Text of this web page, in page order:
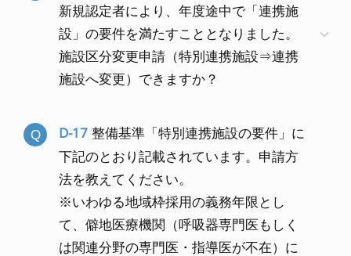
新規認定者により、年度途中で「連携施
設」の要件を満たすこととなりました。
施設区分変更申請（特別連携施設⇒連携
施設へ変更）できますか？
D-17 整備基準「特別連携施設の要件」に
下記のとおり記載されています。申請方
法を教えてください。
※いわゆる地域枠採用の義務年限とし
て、僻地医療機関（呼吸器専門医もしく
は関連分野の専門医・指導医が不在）に